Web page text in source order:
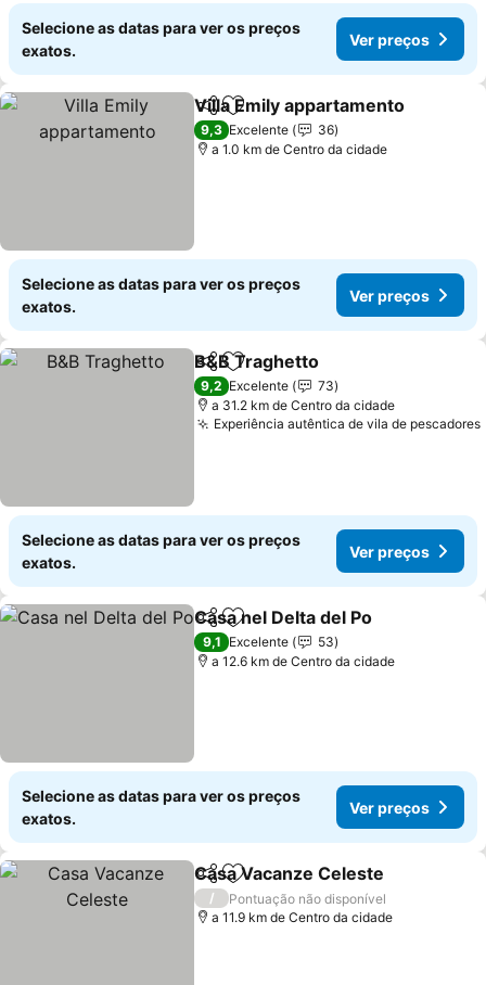
Selecione as datas para ver os preços
exatos.
Ver preços
PartilharAdicionar aos favoritos
Villa Emily appartamento
9,3 Excelente
36
a 1.0 km de Centro da cidade
Selecione as datas para ver os preços
exatos.
Ver preços
PartilharAdicionar aos favoritos
B&B Traghetto
9,2 Excelente
73
a 31.2 km de Centro da cidade
Experiência autêntica de vila de pescadores
Selecione as datas para ver os preços
exatos.
Ver preços
PartilharAdicionar aos favoritos
Casa nel Delta del Po
9,1 Excelente
53
a 12.6 km de Centro da cidade
Selecione as datas para ver os preços
exatos.
Ver preços
PartilharAdicionar aos favoritos
Casa Vacanze Celeste
/
Pontuação não disponível
a 11.9 km de Centro da cidade